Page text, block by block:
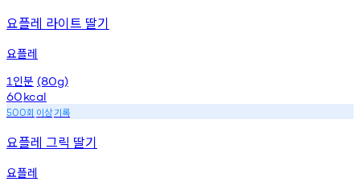
요플레 라이트 딸기
요플레
1 인분 (80g)
60kcal
500회 이상기록
요플레 그릭 딸기
요플레